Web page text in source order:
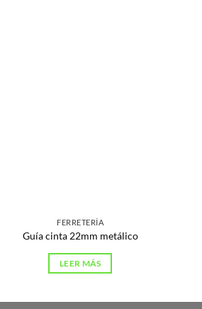
FERRETERÍA
Guía cinta 22mm metálico
LEER MÁS